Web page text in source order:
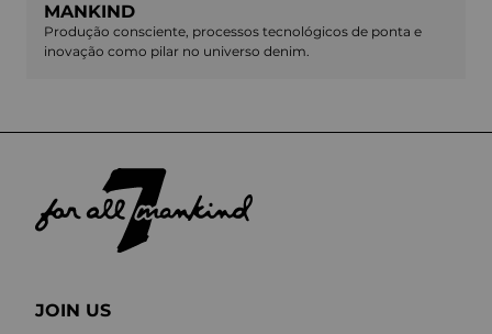
MANKIND
Produção consciente, processos tecnológicos de ponta e
inovação como pilar no universo denim.
JOIN US